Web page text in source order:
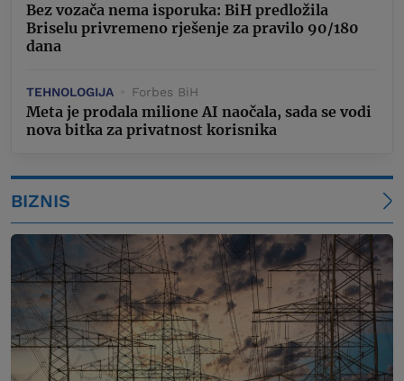
Bez vozača nema isporuka: BiH predložila
Briselu privremeno rješenje za pravilo 90/180
dana
TEHNOLOGIJA Forbes BiH
Meta je prodala milione AI naočala, sada se vodi
nova bitka za privatnost korisnika
BIZNIS